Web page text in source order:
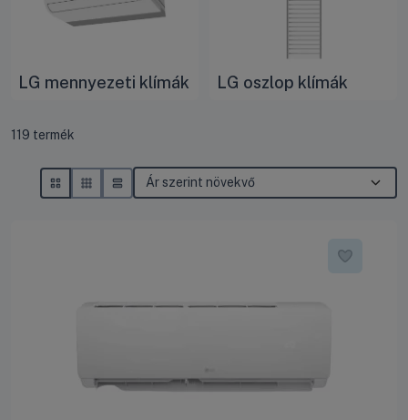
LG mennyezeti klímák LG oszlop klímák
Összes termék a kategóriában
119 termék